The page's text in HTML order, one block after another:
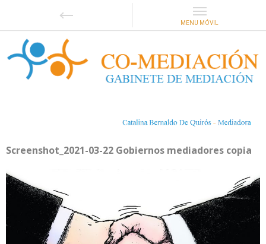
Screenshot_2021-03-22 Gobiernos mediadores copia